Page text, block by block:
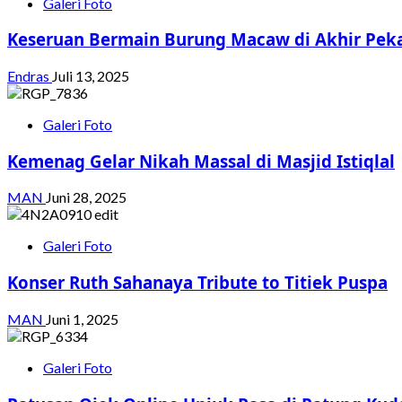
Keseruan Bermain Burung Macaw di Akhir
Endras Juli 13, 2025
Galeri Foto
Kemenag Gelar Nikah Massal di Masjid Istiqlal
MAN Juni 28, 2025
Galeri Foto
Konser Ruth Sahanaya Tribute to Titiek Puspa
MAN Juni 1, 2025
Galeri Foto